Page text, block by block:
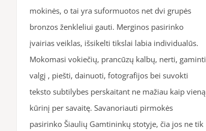
mokinės, o tai yra suformuotos net dvi grupės
bronzos ženkleliui gauti. Merginos pasirinko
įvairias veiklas, išsikelti tikslai labia individualūs.
Mokomasi vokiečių, prancūzų kalbų, nerti, gaminti
valgį , piešti, dainuoti, fotografijos bei suvokti
teksto subtilybes perskaitant ne mažiau kaip vieną
kūrinį per savaitę. Savanoriauti pirmokės
pasirinko Šiaulių Gamtininkų stotyje, čia jos ne tik